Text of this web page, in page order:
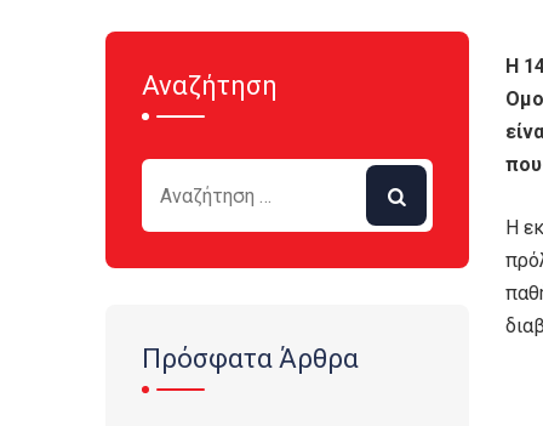
Η
που
Η
Αναζήτηση
Πρόσφατα Άρθρα